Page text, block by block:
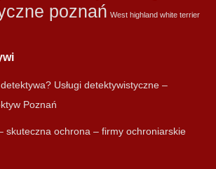
poznań West highland white terrier
Usługi detektywistyczne –
Poznań
skuteczna ochrona – firmy ochroniarskie